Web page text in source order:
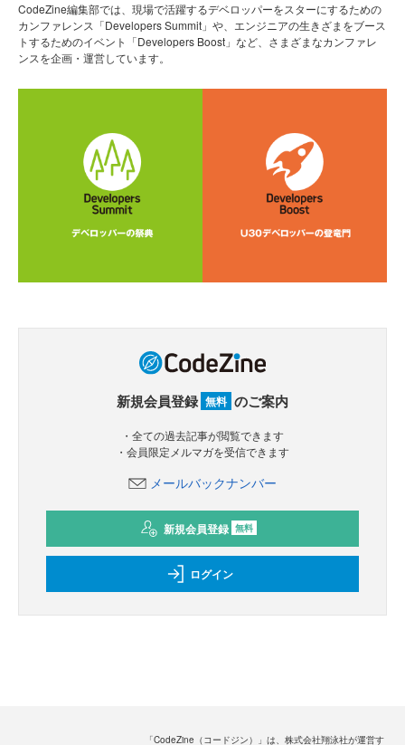
CodeZine編集部では、現場で活躍するデベロッパーをスターにするための
カンファレンス「Developers Summit」や、エンジニアの生きざまをブース
トするためのイベント「Developers Boost」など、さまざまなカンファレ
ンスを企画・運営しています。
新規会員登録 無料 のご案内
・全ての過去記事が閲覧できます
・会員限定メルマガを受信できます
メールバックナンバー
新規会員登録 無料
ログイン
「CodeZine（コードジン）」は、株式会社翔泳社が運営す